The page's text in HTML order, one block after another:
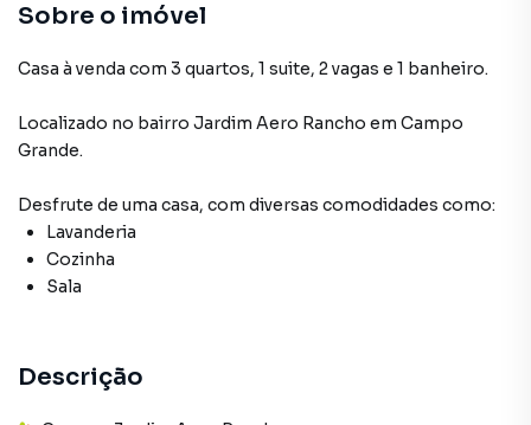
Sobre o imóvel
Casa à venda com 3 quartos, 1 suite, 2 vagas e 1 banheiro.
Localizado no bairro Jardim Aero Rancho em Campo
Grande.
Desfrute de uma casa, com diversas comodidades como:
Lavanderia
Cozinha
Sala
Descrição